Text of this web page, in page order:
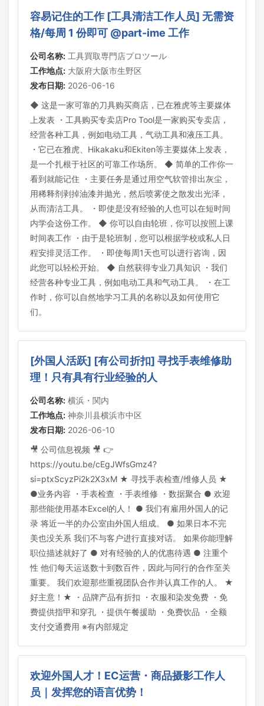
容易记住的工作 [工具清洁工作人员] 无需资
格/每周 1 份即可 @part-ime 工作
公司名称: 工具買取専門店プロツール
工作地点: 大阪府大阪市生野区
发布日期: 2026-06-16
◆ 这是一家可靠的刀具购买商店，已在雅虎等主要媒体
上发表 ・工具购买专卖店Pro Tool是一家购买专卖店，
经营各种工具，例如电动工具，气动工具和液压工具。
・它已在雅虎、Hikakaku和Ekiten等主要媒体上发表，
是一个扎根于社区的可靠工作场所。 ◆ 简单的工作你一
看到就能记住 ・主要任务是通过用空气软管排出灰尘，
用稀释剂剥掉油漆并抛光，然后喷雾使之散发出光泽，
从而清洁工具。 ・即使是没有经验的人也可以在短时间
内学会这份工作。 ◆ 你可以自由轮班，你可以按照上课
时间表工作 ・由于是轮班制，您可以根据学校或私人日
程安排灵活工作。 ・即使每周1天也可以进行咨询，因
此您可以轻松开始。 ◆ 自然获得专业刀具知识 ・我们
经营各种专业工具，例如电动工具和气动工具。 ・在工
作时，你可以自然地学习工具的名称以及如何使用它
们。
[外国人活跃] [有公司折扣] 寻找手表维修助
理！只有具有行业经验的人
公司名称: 横浜・関内
工作地点: 神奈川县横浜市中区
发布日期: 2026-06-10
🎥 公司信息视频 🎥 👉
https://youtu.be/cEgJWfsGmz4?
si=ptxScyzPi2k2X3xM ★ 寻找手表检查/维修人员 ★
●业务内容 ・手表检查 ・手表维修 ・数据聚合 ● 欢迎
那些能使用基本Excel的人！ ● 我们有雇用外国人的记
录 将近一半的办公室由外国人组成。 ● 如果日本不完
美也没关系 我们不与客户进行直接对话。 如果你能理解
职位描述就好了 ● 对有经验的人的优惠待遇 ● 注重个
性 他们每天运送数十到数百件，因此与同行的合作至关
重要。 我们欢迎那些重视团队合作并认真工作的人。 ★
好主意！★ ・品牌产品有折扣 ・衣服和染发免费 ・免
费提供指甲和穿孔 ・提供午餐援助 ・免费饮品 ・全额
支付交通费用 ※有内部规定
欢迎外国人才！EC运营・商品摄影工作人
员｜发挥您的语言优势！